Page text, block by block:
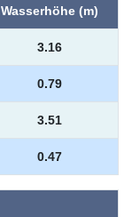
Wasserhöhe (m)
3.16
0.79
3.51
0.47